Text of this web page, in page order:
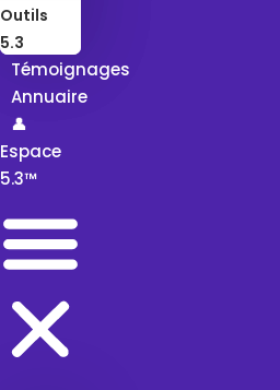
Outils
5.3
Témoignages
Annuaire
👤
Espace
5.3™